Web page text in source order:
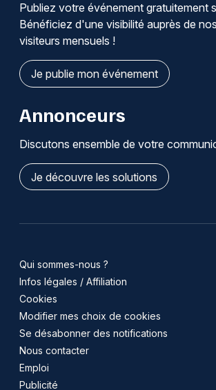
Publiez votre événement gratuitement
Bénéficiez d'une visibilité auprès de
visiteurs mensuels !
Je publie mon événement
Annonceurs
Discutons ensemble de votre
Je découvre les solutions
Qui sommes-nous ?
Infos légales / Affiliation
Cookies
Modifier mes choix de cookies
Se désabonner des notifications
Nous contacter
Emploi
Publicité